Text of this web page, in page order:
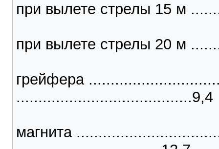
при вылете стрелы 15 м
при вылете стрелы 20 м
грейфера
........................................9,4
магнита